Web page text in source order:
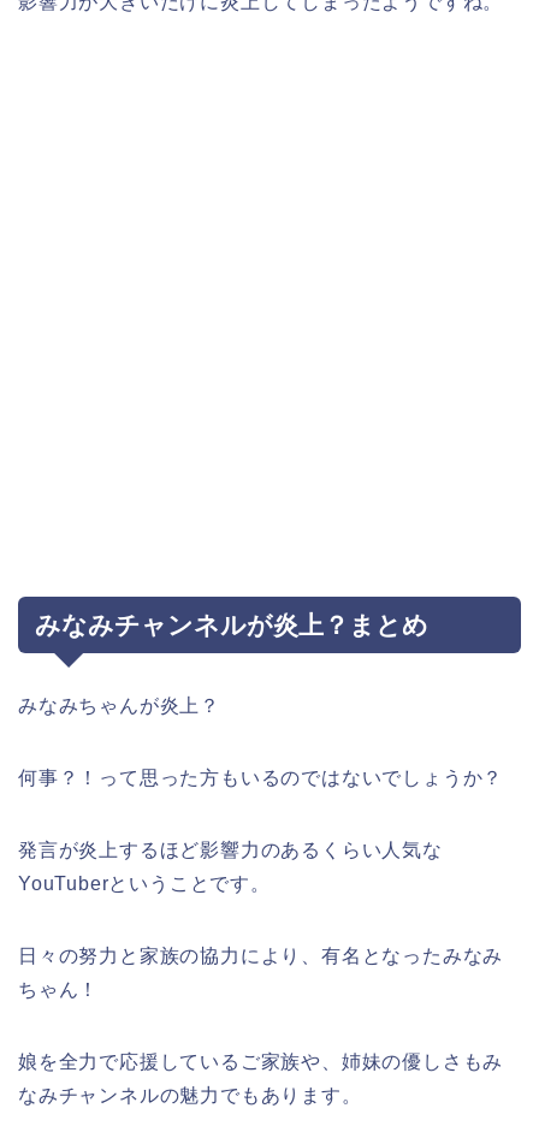
みなみチャンネルが炎上？まとめ
みなみちゃんが炎上？
何事？！って思った方もいるのではないでしょうか？
発言が炎上するほど影響力のあるくらい人気な
YouTuberということです。
日々の努力と家族の協力により、有名となったみなみ
ちゃん！
娘を全力で応援しているご家族や、姉妹の優しさもみ
なみチャンネルの魅力でもあります。